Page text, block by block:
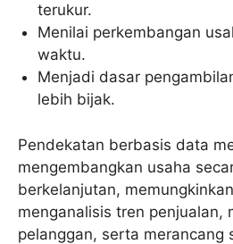
terukur.
Menilai perkembangan
waktu.
Menjadi dasar
lebih bijak.
Pendekatan berbasis data
mengembangkan usaha
berkelanjutan,
menganalisis tren penjualan,
pelanggan, serta merancang